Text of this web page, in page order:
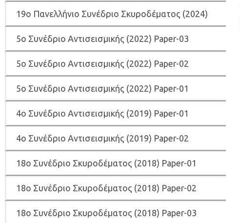
19ο Πανελλήνιο Συνέδριο Σκυροδέματος (2024)
5ο Συνέδριο Αντισεισμικής (2022) Paper-03
5o Συνέδριο Αντισεισμικής (2022) Paper-02
5ο Συνέδριο Αντισεισμικής (2022) Paper-01
4ο Συνέδριο Αντισεισμικής (2019) Paper-01
4ο Συνέδριο Αντισεισμικής (2019) Paper-02
18ο Συνέδριο Σκυροδέματος (2018) Paper-01
18ο Συνέδριο Σκυροδέματος (2018) Paper-02
18ο Συνέδριο Σκυροδέματος (2018) Paper-03